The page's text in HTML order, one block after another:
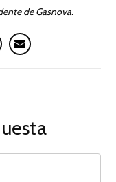
de Gasnova.